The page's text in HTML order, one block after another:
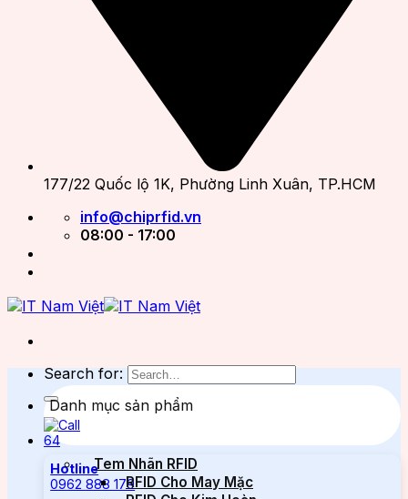
177/22 Quốc lộ 1K, Phường Linh Xuân, TP.HCM
info@chiprfid.vn
08:00 - 17:00
Search for:
Hotline
0962 888 179
Danh mục sản phẩm
Tem Nhãn RFID
RFID Cho May Mặc